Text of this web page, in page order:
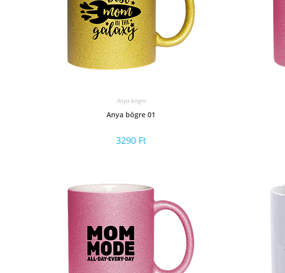
Anya bögre
Anya bögre 01
3290 Ft